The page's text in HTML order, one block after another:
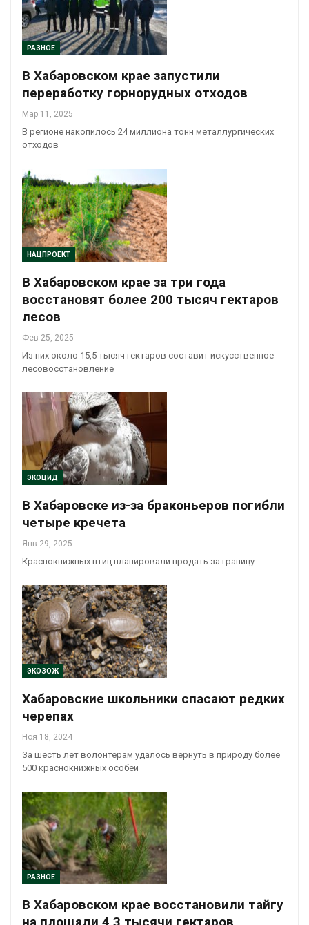
РАЗНОЕ
В Хабаровском крае запустили
переработку горнорудных отходов
Мар 11, 2025
В регионе накопилось 24 миллиона тонн металлургических
отходов
НАЦПРОЕКТ
В Хабаровском крае за три года
восстановят более 200 тысяч гектаров
лесов
Фев 25, 2025
Из них около 15,5 тысяч гектаров составит искусственное
лесовосстановление
ЭКОЦИД
В Хабаровске из-за браконьеров погибли
четыре кречета
Янв 29, 2025
Краснокнижных птиц планировали продать за границу
ЭКОЗОЖ
Хабаровские школьники спасают редких
черепах
Ноя 18, 2024
За шесть лет волонтерам удалось вернуть в природу более
500 краснокнижных особей
РАЗНОЕ
В Хабаровском крае восстановили тайгу